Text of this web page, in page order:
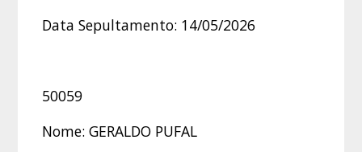
Data Sepultamento: 14/05/2026
50059
Nome: GERALDO PUFAL